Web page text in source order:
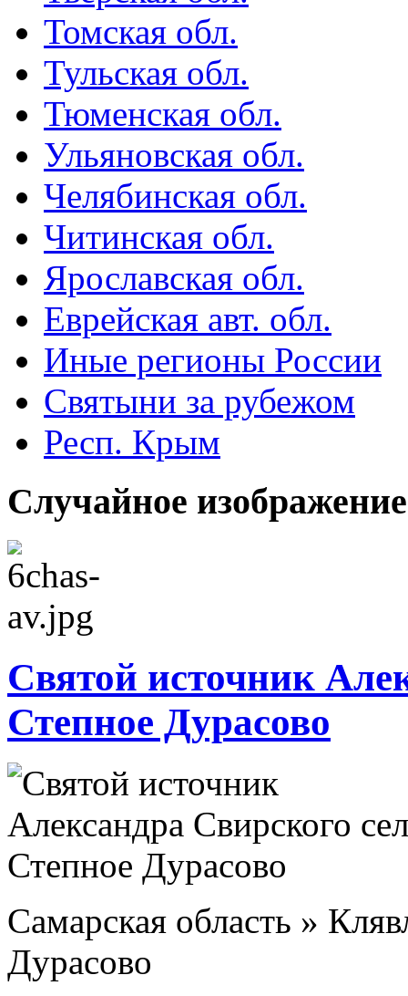
Томская обл.
Тульская обл.
Тюменская обл.
Ульяновская обл.
Челябинская обл.
Читинская обл.
Ярославская обл.
Еврейская авт. обл.
Иные регионы России
Святыни за рубежом
Респ. Крым
Случайное изображение
Святой источник
Степное Дурасово
Самарская область »
Дурасово